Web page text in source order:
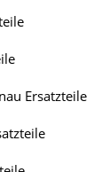
Ersatzteile